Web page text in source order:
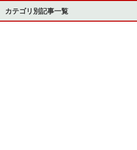
カテゴリ別記事一覧